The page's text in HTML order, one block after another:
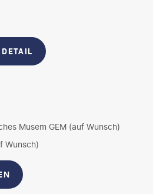
Musem GEM (auf Wunsch)
Wunsch)